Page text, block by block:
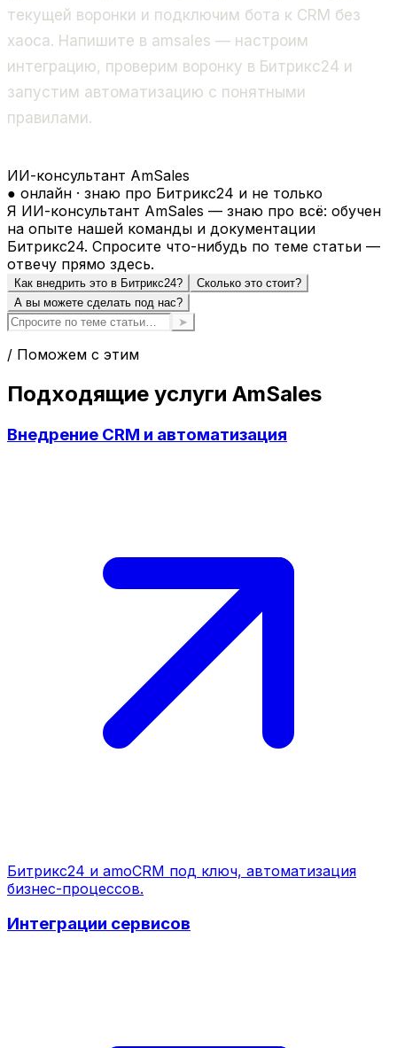
текущей воронки и подключим бота к CRM без
хаоса. Напишите в amsales — настроим
интеграцию, проверим воронку в Битрикс24 и
запустим автоматизацию с понятными
правилами.
ИИ-консультант AmSales
● онлайн · знаю про Битрикс24 и не только
Я ИИ-консультант AmSales — знаю про всё: обучен
на опыте нашей команды и документации
Битрикс24. Спросите что-нибудь по теме статьи —
отвечу прямо здесь.
Как внедрить это в Битрикс24?
Сколько это стоит?
А вы можете сделать под нас?
➤
/ Поможем с этим
Подходящие услуги AmSales
Внедрение CRM и автоматизация
Битрикс24 и amoCRM под ключ, автоматизация
бизнес-процессов.
Интеграции сервисов